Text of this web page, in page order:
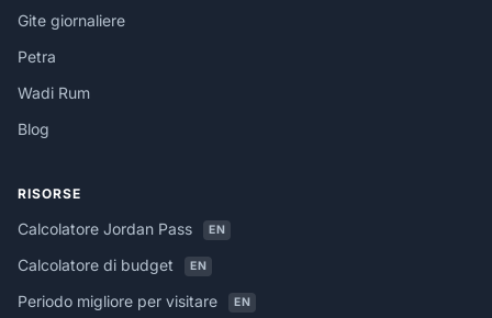
Gite giornaliere
Petra
Wadi Rum
Blog
RISORSE
Calcolatore Jordan Pass EN
Calcolatore di budget EN
Periodo migliore per visitare EN